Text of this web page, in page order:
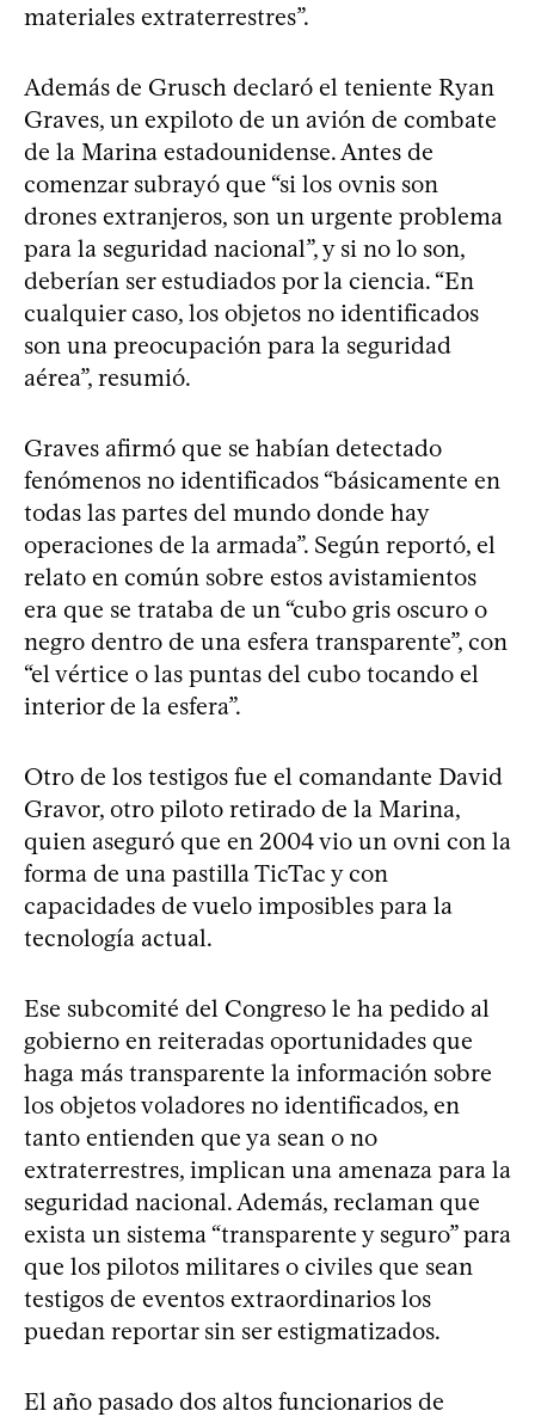
materiales extraterrestres”.
Además de Grusch declaró el teniente Ryan
Graves, un expiloto de un avión de combate
de la Marina estadounidense. Antes de
comenzar subrayó que “si los ovnis son
drones extranjeros, son un urgente problema
para la seguridad nacional”, y si no lo son,
deberían ser estudiados por la ciencia. “En
cualquier caso, los objetos no identificados
son una preocupación para la seguridad
aérea”, resumió.
Graves afirmó que se habían detectado
fenómenos no identificados “básicamente en
todas las partes del mundo donde hay
operaciones de la armada”. Según reportó, el
relato en común sobre estos avistamientos
era que se trataba de un “cubo gris oscuro o
negro dentro de una esfera transparente”, con
“el vértice o las puntas del cubo tocando el
interior de la esfera”.
Otro de los testigos fue el comandante David
Gravor, otro piloto retirado de la Marina,
quien aseguró que en 2004 vio un ovni con la
forma de una pastilla TicTac y con
capacidades de vuelo imposibles para la
tecnología actual.
Ese subcomité del Congreso le ha pedido al
gobierno en reiteradas oportunidades que
haga más transparente la información sobre
los objetos voladores no identificados, en
tanto entienden que ya sean o no
extraterrestres, implican una amenaza para la
seguridad nacional. Además, reclaman que
exista un sistema “transparente y seguro” para
que los pilotos militares o civiles que sean
testigos de eventos extraordinarios los
puedan reportar sin ser estigmatizados.
El año pasado dos altos funcionarios de